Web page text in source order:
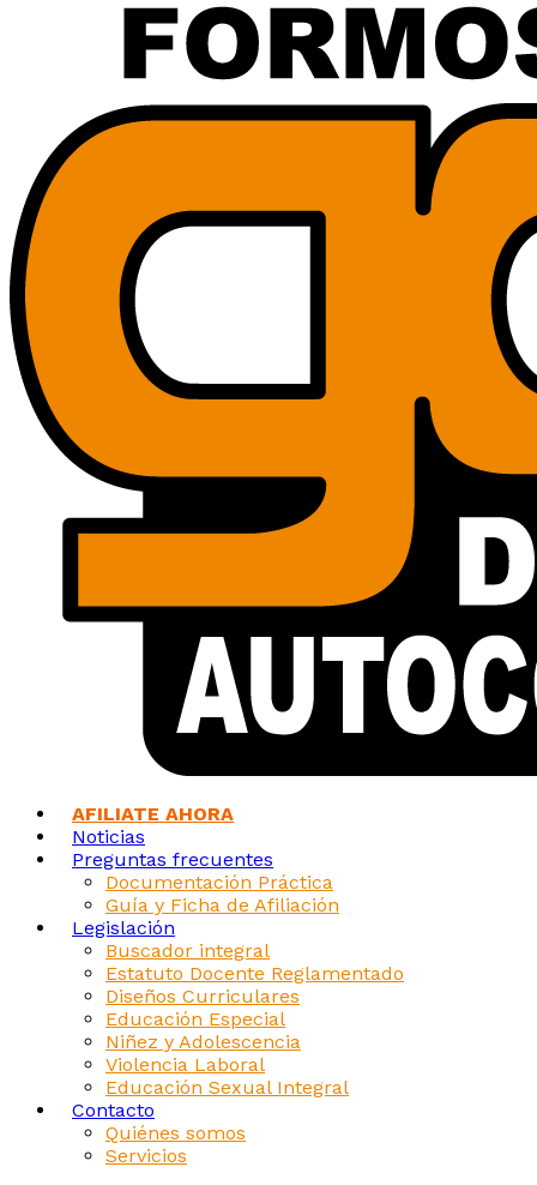
AFILIATE AHORA
Noticias
Preguntas frecuentes
Documentación Práctica
Guía y Ficha de Afiliación
Legislación
Buscador integral
Estatuto Docente Reglamentado
Diseños Curriculares
Educación Especial
Niñez y Adolescencia
Violencia Laboral
Educación Sexual Integral
Contacto
Quiénes somos
Servicios